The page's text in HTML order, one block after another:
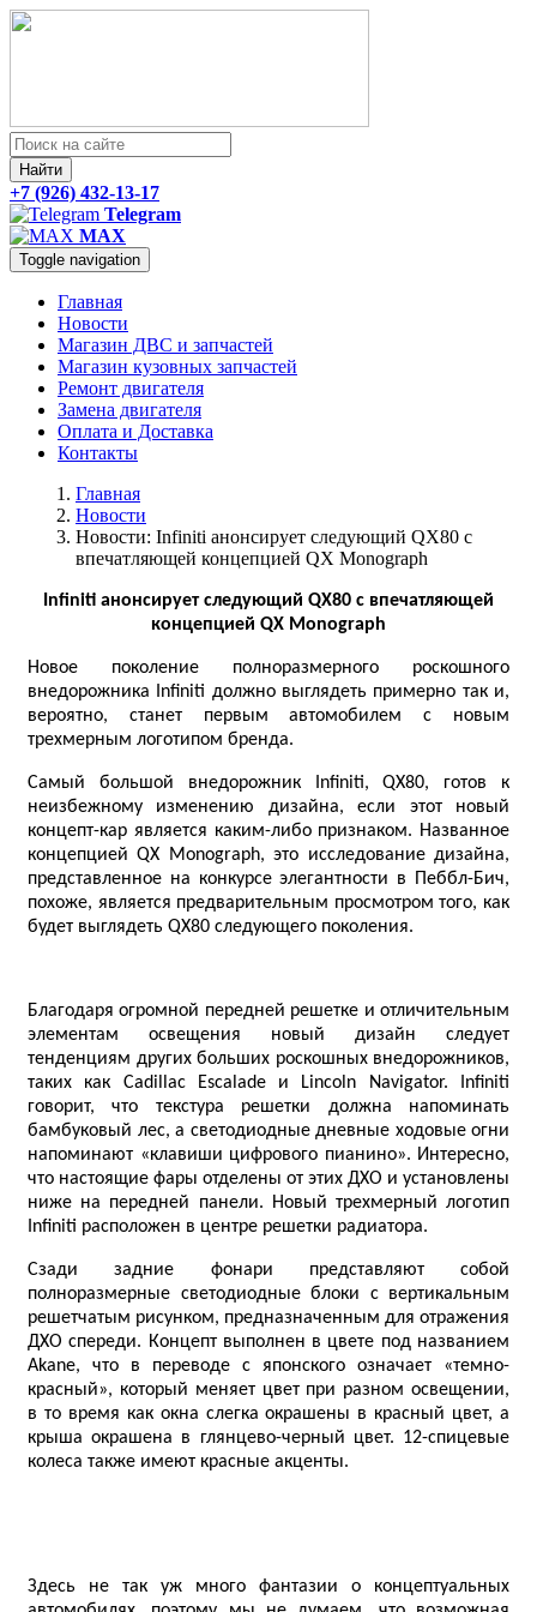
Найти
+7 (926) 432-13-17
Telegram
MAX
Toggle navigation
Главная
Новости
Магазин ДВС и запчастей
Магазин кузовных запчастей
Ремонт двигателя
Замена двигателя
Оплата и Доставка
Контакты
Главная
Новости
Новости: Infiniti анонсирует следующий QX80 с
впечатляющей концепцией QX Monograph
Infiniti анонсирует следующий QX80 с впечатляющей
концепцией QX Monograph
Новое поколение полноразмерного роскошного
внедорожника Infiniti должно выглядеть примерно так и,
вероятно, станет первым автомобилем с новым
трехмерным логотипом бренда.
Самый большой внедорожник Infiniti, QX80, готов к
неизбежному изменению дизайна, если этот новый
концепт-кар является каким-либо признаком. Названное
концепцией QX Monograph, это исследование дизайна,
представленное на конкурсе элегантности в Пеббл-Бич,
похоже, является предварительным просмотром того, как
будет выглядеть QX80 следующего поколения.
Благодаря огромной передней решетке и отличительным
элементам освещения новый дизайн следует
тенденциям других больших роскошных внедорожников,
таких как Cadillac Escalade и Lincoln Navigator. Infiniti
говорит, что текстура решетки должна напоминать
бамбуковый лес, а светодиодные дневные ходовые огни
напоминают «клавиши цифрового пианино». Интересно,
что настоящие фары отделены от этих ДХО и установлены
ниже на передней панели. Новый трехмерный логотип
Infiniti расположен в центре решетки радиатора.
Сзади задние фонари представляют собой
полноразмерные светодиодные блоки с вертикальным
решетчатым рисунком, предназначенным для отражения
ДХО спереди. Концепт выполнен в цвете под названием
Akane, что в переводе с японского означает «темно-
красный», который меняет цвет при разном освещении,
в то время как окна слегка окрашены в красный цвет, а
крыша окрашена в глянцево-черный цвет. 12-спицевые
колеса также имеют красные акценты.
Здесь не так уж много фантазии о концептуальных